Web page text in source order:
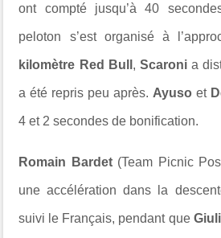
ont compté jusqu’à 40
peloton s’est organisé à
kilomètre Red Bull , Scaronia
a été repris peu après. Ayuso et
4 et 2 secondes de bonification.
Romain Bardet(Team Picnic
une accélération dans la
suivi le Français, pendant que